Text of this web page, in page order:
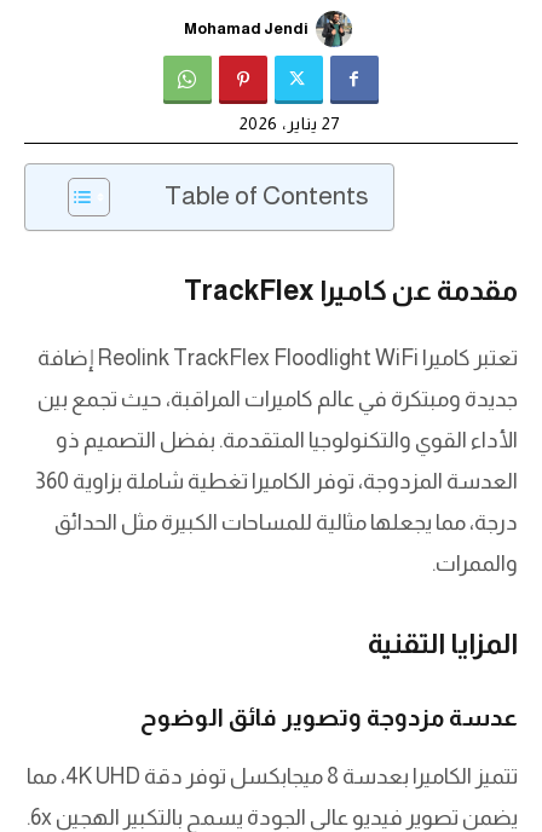
Mohamad Jendi
27 يناير، 2026
Table of Contents
مقدمة عن كاميرا TrackFlex
تعتبر كاميرا Reolink TrackFlex Floodlight WiFi إضافة
جديدة ومبتكرة في عالم كاميرات المراقبة، حيث تجمع بين
الأداء القوي والتكنولوجيا المتقدمة. بفضل التصميم ذو
العدسة المزدوجة، توفر الكاميرا تغطية شاملة بزاوية 360
درجة، مما يجعلها مثالية للمساحات الكبيرة مثل الحدائق
والممرات.
المزايا التقنية
عدسة مزدوجة وتصوير فائق الوضوح
تتميز الكاميرا بعدسة 8 ميجابكسل توفر دقة 4K UHD، مما
يضمن تصوير فيديو عالي الجودة يسمح بالتكبير الهجين 6x.